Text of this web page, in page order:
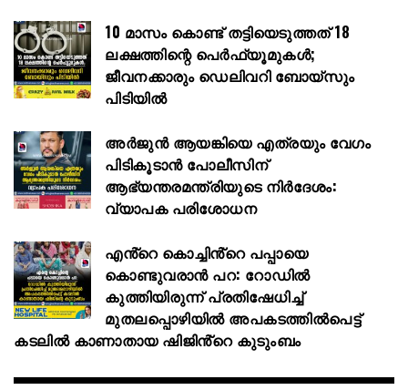
10 മാസം കൊണ്ട് തട്ടിയെടുത്തത് 18
ലക്ഷത്തിന്റെ പെർഫ്യൂമുകൾ;
ജീവനക്കാരും ഡെലിവറി ബോയ്സും
പിടിയിൽ
അര്‍ജുന്‍ ആയങ്കിയെ എത്രയും വേഗം
പിടികൂടാന്‍ പോലീസിന്
ആഭ്യന്തരമന്ത്രിയുടെ നിര്‍ദേശം:
വ്യാപക പരിശോധന
എൻ്റെ കൊച്ചിൻ്റെ പപ്പായെ
കൊണ്ടുവരാന്‍ പറ: റോഡില്‍
കുത്തിയിരുന്ന് പ്രതിഷേധിച്ച്
മുതലപ്പൊഴിയില്‍ അപകടത്തില്‍പെട്ട്
കടലില്‍ കാണാതായ ഷിജിൻ്റെ കുടുംബം